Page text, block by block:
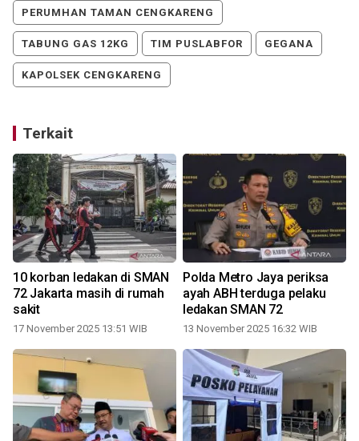
PERUMHAN TAMAN CENGKARENG
TABUNG GAS 12KG TIM PUSLABFOR GEGANA
KAPOLSEK CENGKARENG
Terkait
10 korban ledakan di SMAN
72 Jakarta masih di rumah
sakit
17 November 2025 13:51 WIB
Polda Metro Jaya periksa
ayah ABH terduga pelaku
ledakan SMAN 72
13 November 2025 16:32 WIB